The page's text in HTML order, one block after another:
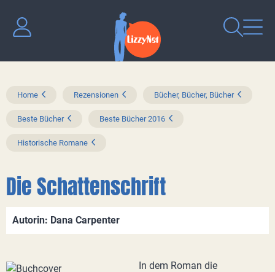
Home Rezensionen Bücher, Bücher, Bücher
Beste Bücher Beste Bücher 2016
Historische Romane
Die Schattenschrift
Autorin: Dana Carpenter
In dem Roman die